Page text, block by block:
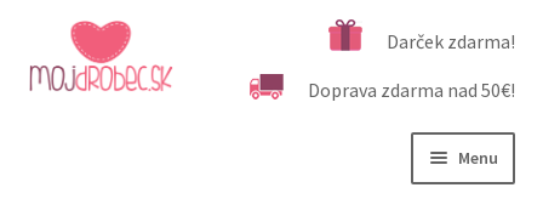
Preskočiť
na
navigáciu
Preskočiť
na
obsah
Darček zdarma!
Doprava zdarma nad 50€!
Menu